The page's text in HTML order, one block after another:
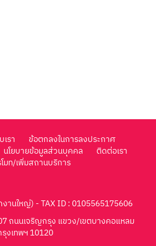
รา
ข้อตกลงในการลงประกาศ
นโยบายข้อมูลส่วนบุคคล
ติดต่อเรา
มท/เพิ่มสถานบริการ
านใหญ่) - TAX ID : 0105565175606
ถนนเจริญกรุง แขวง/เขตบางคอแหลม
งเทพฯ 10120